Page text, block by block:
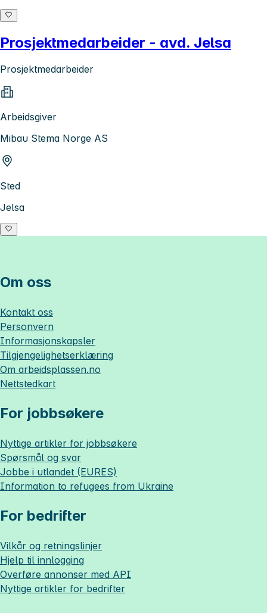
Prosjektmedarbeider - avd. Jelsa
Prosjektmedarbeider
Arbeidsgiver
Mibau Stema Norge AS
Sted
Jelsa
Om oss
Kontakt oss
Personvern
Informasjonskapsler
Tilgjengelighetserklæring
Om arbeidsplassen.no
Nettstedkart
For jobbsøkere
Nyttige artikler for jobbsøkere
Spørsmål og svar
Jobbe i utlandet (EURES)
Information to refugees from Ukraine
For bedrifter
Vilkår og retningslinjer
Hjelp til innlogging
Overføre annonser med API
Nyttige artikler for bedrifter